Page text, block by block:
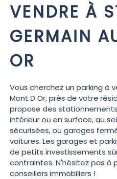
VENDRE À
GERMAIN
OR
Vous cherchez un parking à
Mont D Or, près de votre
propose des
intérieur ou en surface, au
sécurisées, ou garages
voitures. Les garages et
de petits investissements
contraintes. N'hésitez pas à
conseillers immobiliers !